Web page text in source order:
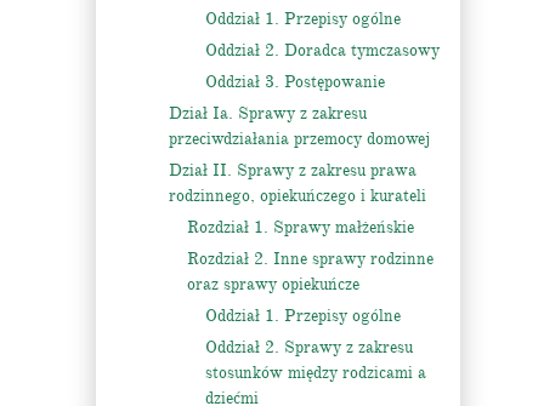
Oddział 1. Przepisy ogólne
Oddział 2. Doradca tymczasowy
Oddział 3. Postępowanie
Dział Ia. Sprawy z zakresu
przeciwdziałania przemocy domowej
Dział II. Sprawy z zakresu prawa
rodzinnego, opiekuńczego i kurateli
Rozdział 1. Sprawy małżeńskie
Rozdział 2. Inne sprawy rodzinne
oraz sprawy opiekuńcze
Oddział 1. Przepisy ogólne
Oddział 2. Sprawy z zakresu
stosunków między rodzicami a
dziećmi